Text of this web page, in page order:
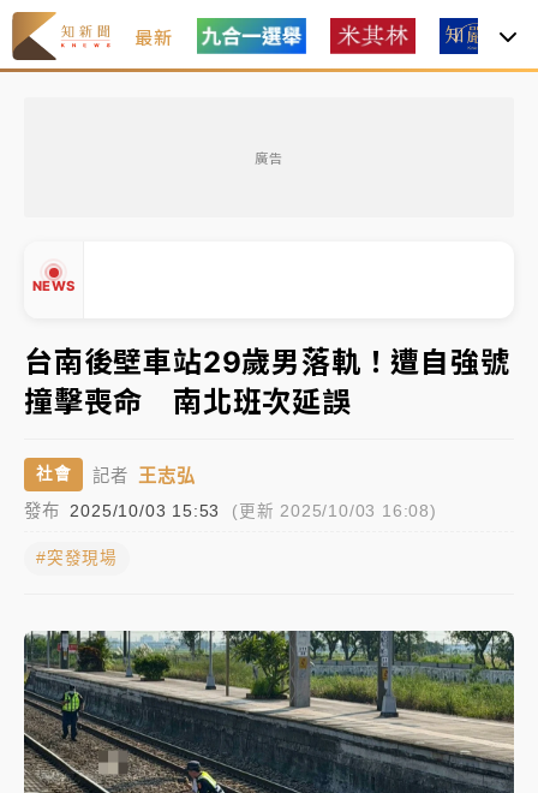
最新
廣告
NEWS
中信慈善基金會想增加董事人數！辜仲諒向法院聲請遭
駁 理由曝光
故宮《龍藏經》特展第2檔！今線上預約開賣一度塞車
周六起展出延長至晚上7時
台東農業處長涉圖利渡假村！東檢抗告成功 今重開羈
父親節泡湯了！中颱白海豚雨彈轟3天 「紅到發紫」降
雨熱區曝
暑假過三周才推「E宿新北打卡趣」！抽獎程序複雜 觀
旅局回應了
中信慈善基金會想增加董事人數！辜仲諒向法院聲請遭
駁 理由曝光
台南後壁車站29歲男落軌！遭自強號
撞擊喪命 南北班次延誤
社會 記者 王志弘
發布 2025/10/03 15:53 (更新 2025/10/03 16:08)
#突發現場